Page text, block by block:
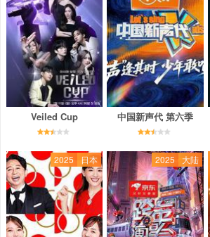
Veiled Cup 中国新声代 第六季
2025 日本 2025 大陆